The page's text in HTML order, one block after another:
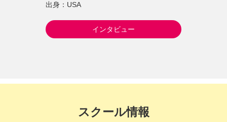
出身：USA
インタビュー
スクール情報